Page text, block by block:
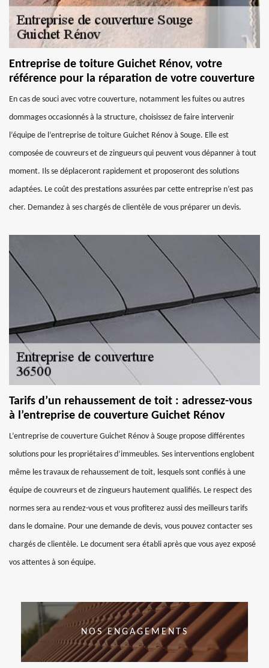
Entreprise de toiture Guichet Rénov, votre
référence pour la réparation de votre couverture
En cas de souci avec votre couverture, notamment les fuites ou autres
dommages occasionnés à la structure, choisissez de faire intervenir
l’équipe de l’entreprise de toiture Guichet Rénov à Souge. Elle est
composée de couvreurs et de zingueurs qui peuvent vous dépanner à tout
moment. Ils se déplaceront rapidement et proposeront des solutions
adaptées. Le coût des prestations assurées par cette entreprise n’est pas
cher. Demandez à ses chargés de clientèle de vous préparer un devis.
Tarifs d’un rehaussement de toit : adressez-vous
à l’entreprise de couverture Guichet Rénov
L’entreprise de couverture Guichet Rénov à Souge propose différentes
solutions pour les propriétaires d’immeubles. Ses interventions englobent
même les travaux de rehaussement de toit, lesquels sont confiés à une
équipe de couvreurs et de zingueurs hautement qualifiés. Le respect des
normes sera au rendez-vous et vous profiterez aussi des meilleurs tarifs
dans le domaine. Pour une demande de devis, vous pouvez contacter ses
chargés de clientèle. Le document sera établi après que vous ayez exposé
vos attentes à son équipe.
NOS ENGAGEMENTS